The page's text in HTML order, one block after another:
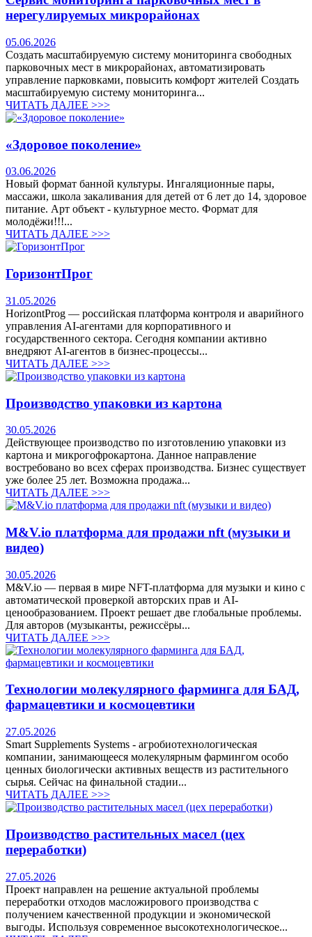
нерегулируемых микрорайонах
05.06.2026
Создать масштабируемую систему мониторинга свободных
парковочных мест в микрорайонах, автоматизировать
управление парковками, повысить комфорт жителей Создать
масштабируемую систему мониторинга...
ЧИТАТЬ ДАЛЕЕ >>>
«Здоровое поколение»
03.06.2026
Новый формат банной культуры. Ингаляционные пары,
массажи, школа закаливания для детей от 6 лет до 14, здоровое
питание. Арт объект - культурное место. Формат для
молодёжи!!!...
ЧИТАТЬ ДАЛЕЕ >>>
ГоризонтПрог
31.05.2026
HorizontProg — российская платформа контроля и аварийного
управления AI-агентами для корпоративного и
государственного сектора. Сегодня компании активно
внедряют AI-агентов в бизнес-процессы...
ЧИТАТЬ ДАЛЕЕ >>>
Производство упаковки из картона
30.05.2026
Действующее производство по изготовлению упаковки из
картона и микрогофрокартона. Данное направление
востребовано во всех сферах производства. Бизнес существует
уже более 25 лет. Возможна продажа...
ЧИТАТЬ ДАЛЕЕ >>>
M&V.io платформа для продажи nft (музыки и
видео)
30.05.2026
M&V.io — первая в мире NFT-платформа для музыки и кино с
автоматической проверкой авторских прав и AI-
ценообразованием. Проект решает две глобальные проблемы.
Для авторов (музыканты, режиссёры...
ЧИТАТЬ ДАЛЕЕ >>>
Технологии молекулярного фарминга для БАД,
фармацевтики и космоцевтики
27.05.2026
Smart Supplements Systems - агробиотехнологическая
компании, занимающееся молекулярным фармингом особо
ценных биологически активных веществ из растительного
сырья. Сейчас на финальной стадии...
ЧИТАТЬ ДАЛЕЕ >>>
Производство растительных масел (цех
переработки)
27.05.2026
Проект направлен на решение актуальной проблемы
переработки отходов масложирового производства с
получением качественной продукции и экономической
выгоды. Используя современное высокотехнологическое...